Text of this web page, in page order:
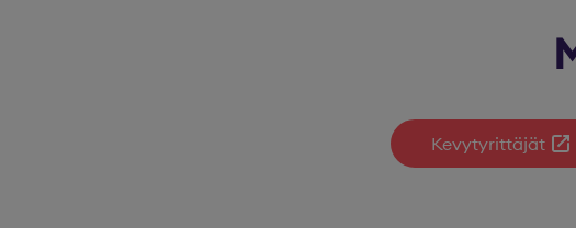
Kevytyrittäjät